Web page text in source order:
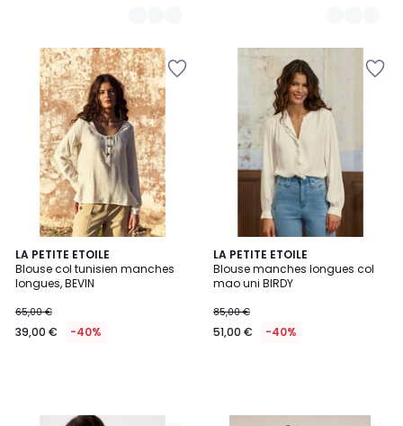
LA PETITE ETOILE
Blouse col tunisien manches
longues, BEVIN
65,00 €
39,00 € -40%
LA PETITE ETOILE
Blouse manches longues col
mao uni BIRDY
85,00 €
51,00 € -40%